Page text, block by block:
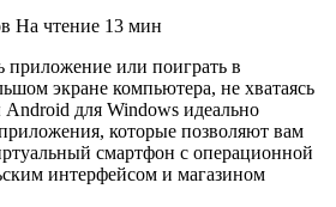
На чтение 13 мин
приложение или поиграть в
экране компьютера, не хватаясь
для Windows идеально
которые позволяют вам
смартфон с операционной
интерфейсом и магазином